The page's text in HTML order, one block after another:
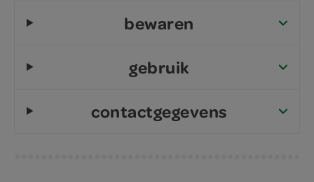
bewaren
gebruik
contactgegevens